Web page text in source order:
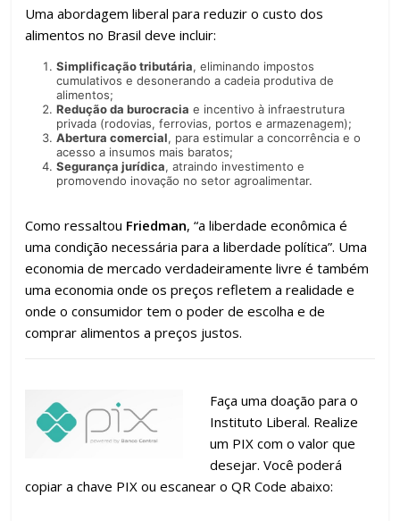
Uma abordagem liberal para reduzir o custo dos
alimentos no Brasil deve incluir:
Simplificação tributária, eliminando impostos
cumulativos e desonerando a cadeia produtiva de
alimentos;
Redução da burocracia e incentivo à infraestrutura
privada (rodovias, ferrovias, portos e armazenagem);
Abertura comercial, para estimular a concorrência e o
acesso a insumos mais baratos;
Segurança jurídica, atraindo investimento e
promovendo inovação no setor agroalimentar.
Como ressaltou Friedman, “a liberdade econômica é
uma condição necessária para a liberdade política”. Uma
economia de mercado verdadeiramente livre é também
uma economia onde os preços refletem a realidade e
onde o consumidor tem o poder de escolha e de
comprar alimentos a preços justos.
Faça uma doação para o
Instituto Liberal. Realize
um PIX com o valor que
desejar. Você poderá
copiar a chave PIX ou escanear o QR Code abaixo: